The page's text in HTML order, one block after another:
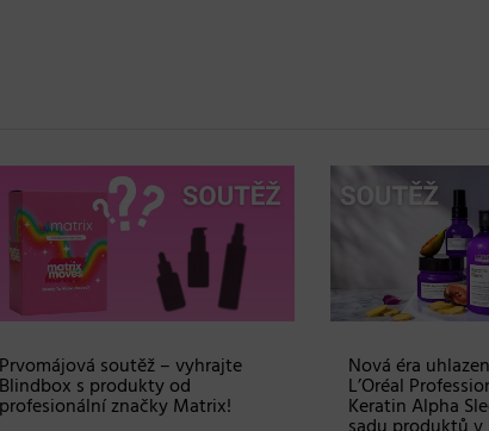
Prvomájová soutěž – vyhrajte
Blindbox s produkty od
profesionální značky Matrix!
Nová éra
L’Oréal
Keratin Alpha